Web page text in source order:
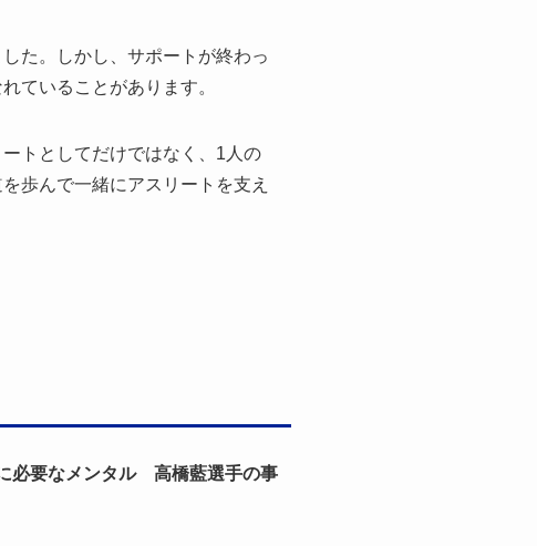
た。しかし、サポートが終わっ
ていることがあります。
トとしてだけではなく、1人の
歩んで一緒にアスリートを支え
必要なメンタル 高橋藍選手の事